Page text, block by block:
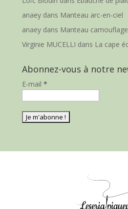
anaeydans Manteau arc-en-ciel
anaeydans Manteau camouflage
Virginie MUCELLI dans La cape
Abonnez-vous à notre
E-mail *